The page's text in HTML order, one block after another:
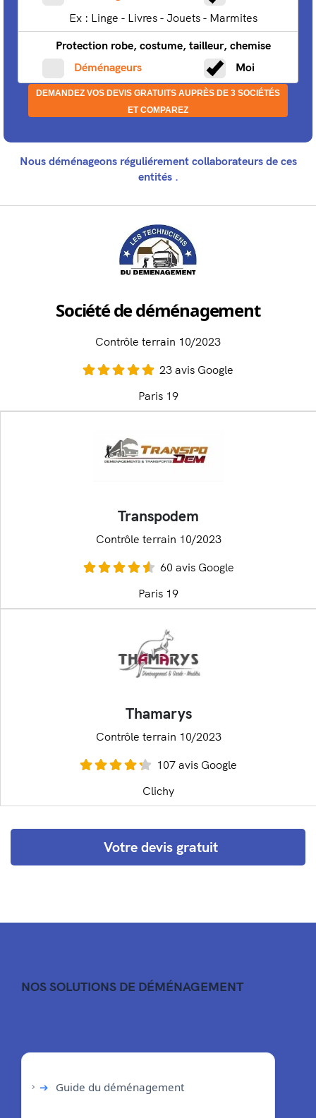
Ex : Linge - Livres - Jouets - Marmites
Protection robe, costume, tailleur, chemise
Déménageurs
Moi
DEMANDEZ VOS DEVIS GRATUITS AUPRÈS DE 3 SOCIÉTÉS
ET COMPAREZ
Nous déménageons réguliérement collaborateurs de ces
entités .
Société de déménagement
Contrôle terrain 10/2023
23 avis Google
Paris 19
Transpodem
Contrôle terrain 10/2023
60 avis Google
Paris 19
Thamarys
Contrôle terrain 10/2023
107 avis Google
Clichy
Votre devis gratuit
NOS SOLUTIONS DE DÉMÉNAGEMENT
➔ Guide du déménagement